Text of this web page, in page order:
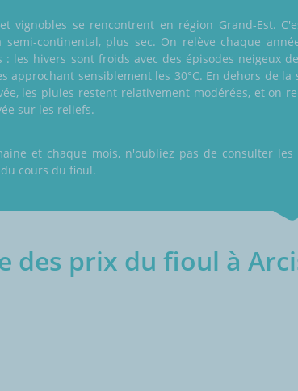
vignobles se rencontrent en région Grand-Est.
semi-continental, plus sec. On relève chaque
: les hivers sont froids avec des épisodes neigeux
approchant sensiblement les 30°C. En dehors de
les pluies restent relativement modérées, et on
sur les reliefs.
et chaque mois, n'oubliez pas de consulter
cours du fioul.
des prix du fioul à